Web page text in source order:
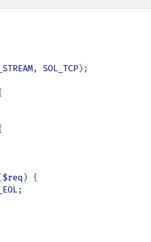
, SOL_TCP);
$req ) {
;